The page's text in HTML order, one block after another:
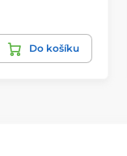
Do košíku